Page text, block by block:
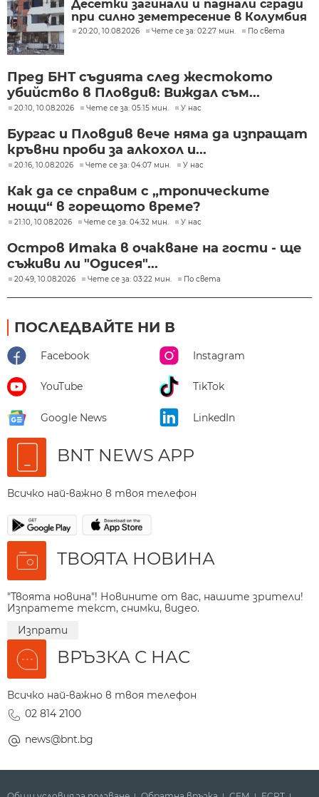
Десетки загинали и паднали сгради
при силно земетресение в Колумбия
20:20, 10.08.2026 Чете се за: 02:27 мин. По света
Пред БНТ съдията след жестокото
убийство в Пловдив: Виждал съм...
20:10, 10.08.2026 Чете се за: 05:15 мин. У нас
Бургас и Пловдив вече няма да изпращат
кръвни проби за алкохол и...
20:16, 10.08.2026 Чете се за: 04:07 мин. У нас
Как да се справим с „тропическите
нощи“ в горещото време?
21:10, 10.08.2026 Чете се за: 04:32 мин. У нас
Остров Итака в очакване на гости - ще
съживи ли "Одисея"...
20:49, 10.08.2026 Чете се за: 03:22 мин. По света
ПОСЛЕДВАЙТЕ НИ В
Facebook Instagram
YouTube TikTok
Google News LinkedIn
BNT NEWS APP
Всичко най-важно в твоя телефон
ТВОЯТА НОВИНА
"Твоята новина"! Новините от вас, нашите зрители!
Изпратете текст, снимки, видео.
Изпрати
ВРЪЗКА С НАС
Всичко най-важно в твоя телефон
02 814 2100
news@bnt.bg